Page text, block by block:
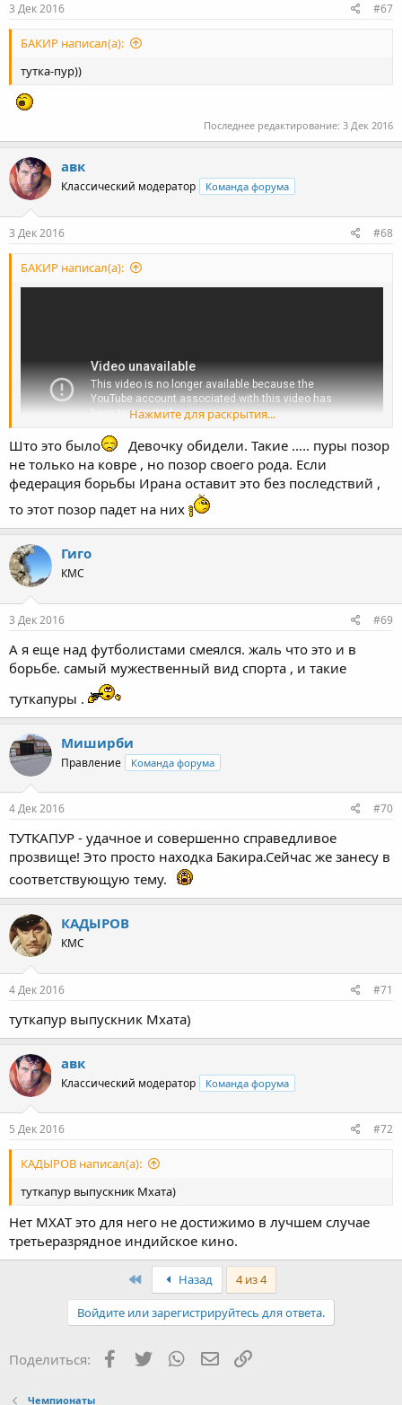
3 Дек 2016 #67
БАКИР написал(а):
тутка-пур))
Последнее редактирование: 3 Дек 2016
авк
Классический модератор Команда форума
3 Дек 2016 #68
БАКИР написал(а):
Нажмите для раскрытия...
Што это было
Девочку обидели. Такие ..... пуры позор
не только на ковре , но позор своего рода. Если
федерация борьбы Ирана оставит это без последствий ,
то этот позор падет на них
Гиго
КМС
3 Дек 2016 #69
А я еще над футболистами смеялся. жаль что это и в
борьбе. самый мужественный вид спорта , и такие
туткапуры .
Миширби
Правление Команда форума
4 Дек 2016 #70
ТУТКАПУР - удачное и совершенно справедливое
прозвище! Это просто находка Бакира.Сейчас же занесу в
соответствующую тему.
КАДЫРОВ
КМС
4 Дек 2016 #71
туткапур выпускник Мхата)
авк
Классический модератор Команда форума
5 Дек 2016 #72
КАДЫРОВ написал(а):
туткапур выпускник Мхата)
Нет МХАТ это для него не достижимо в лучшем случае
третьеразрядное индийское кино.
First Назад 4 из 4
Войдите или зарегистрируйтесь для ответа.
Поделиться: Facebook
Twitter WhatsAppЭлектронная почта
Чемпионаты